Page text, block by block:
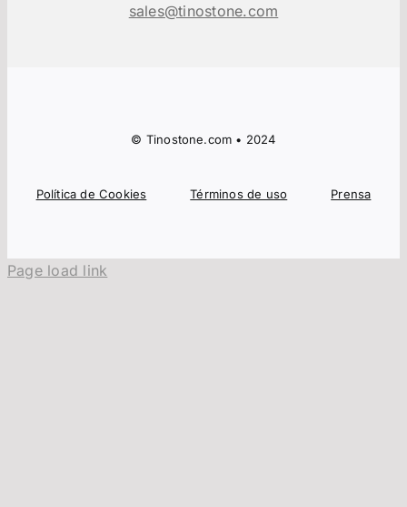
sales@tinostone.com
© Tinostone.com • 2024
Política de Cookies Términos de uso Prensa
Page load link